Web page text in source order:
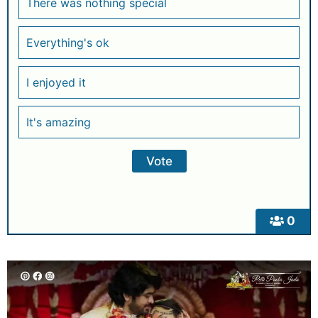
0
There was nothing special
Everything's ok
I enjoyed it
It's amazing